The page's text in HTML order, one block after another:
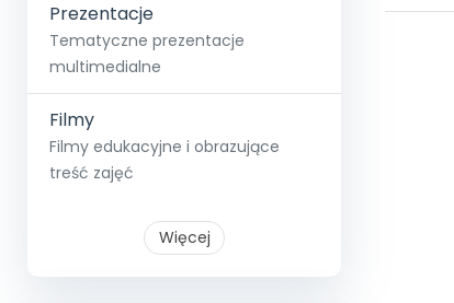
Prezentacje
Tematyczne prezentacje
multimedialne
Filmy
Filmy edukacyjne i obrazujące
treść zajęć
Więcej